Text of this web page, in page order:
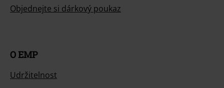
Objednejte si dárkový poukaz
O EMP
Udržitelnost